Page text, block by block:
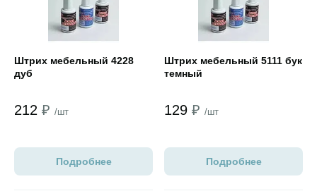
Штрих мебельный 4228
дуб
212 ₽ /шт
Подробнее
Штрих мебельный 5111 бук
темный
129 ₽ /шт
Подробнее